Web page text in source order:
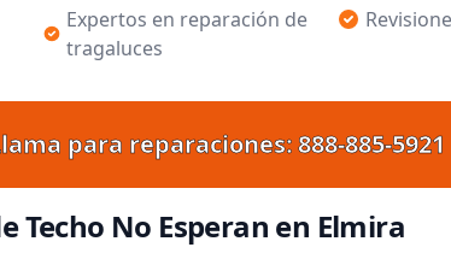
Expertos en reparación de
tragaluces
para reparaciones:888-885-5921
Techo No Esperan en Elmira